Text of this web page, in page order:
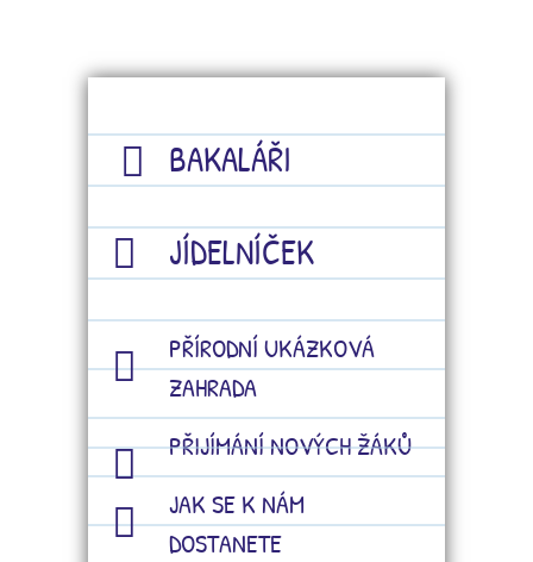
BAKALÁŘI
JÍDELNÍČEK
PŘÍRODNÍ UKÁZKOVÁ
ZAHRADA
PŘIJÍMÁNÍ NOVÝCH ŽÁKŮ
JAK SE K NÁM
DOSTANETE